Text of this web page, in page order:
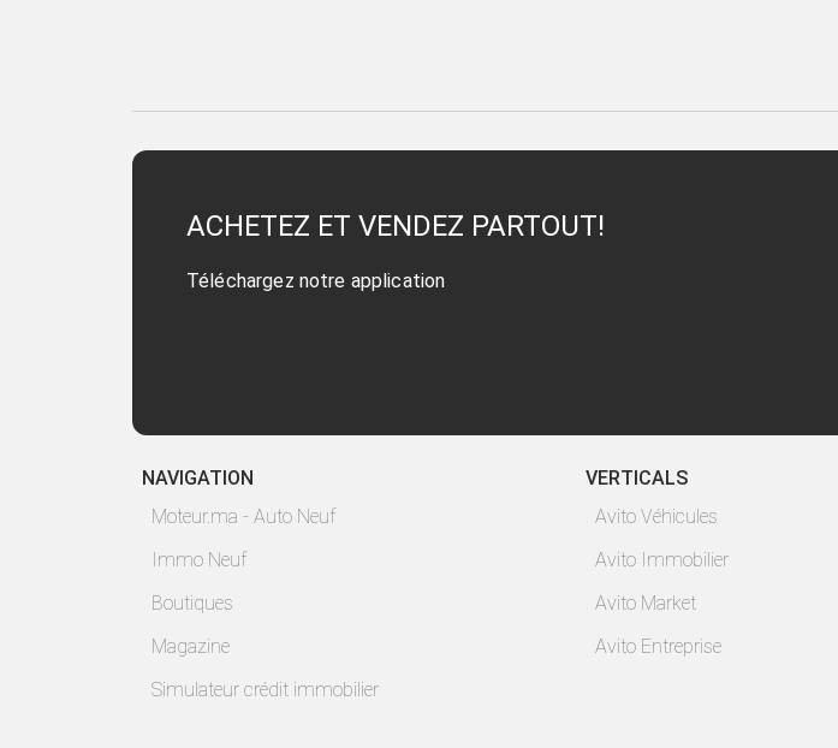
ACHETEZ ET VENDEZ PARTOUT!
Téléchargez notre application
NAVIGATION
Moteur.ma - Auto Neuf
Immo Neuf
Boutiques
Magazine
Simulateur crédit immobilier
VERTICALS
Avito Véhicules
Avito Immobilier
Avito Market
Avito Entreprise